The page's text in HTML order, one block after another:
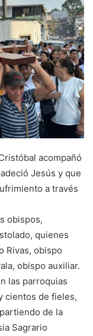
acompañó
Jesús y que
a través
obispos,
quienes
Rivas, obispo
obispo auxiliar.
las parroquias
cientos de fieles,
de la
Sagrario